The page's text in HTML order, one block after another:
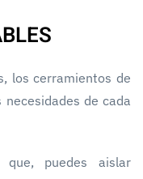
los cerramientos de
de cada
puedes aislar